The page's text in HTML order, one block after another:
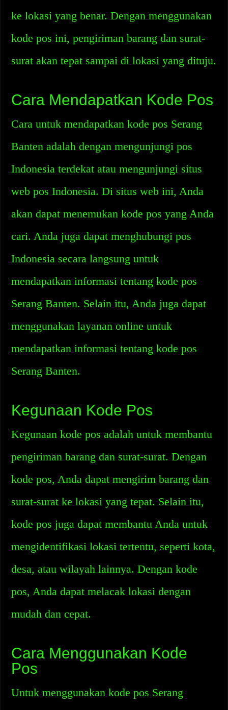
ke lokasi yang benar. Dengan menggunakan
kode pos ini, pengiriman barang dan surat-
surat akan tepat sampai di lokasi yang dituju.
Cara Mendapatkan Kode Pos
Cara untuk mendapatkan kode pos Serang
Banten adalah dengan mengunjungi pos
Indonesia terdekat atau mengunjungi situs
web pos Indonesia. Di situs web ini, Anda
akan dapat menemukan kode pos yang Anda
cari. Anda juga dapat menghubungi pos
Indonesia secara langsung untuk
mendapatkan informasi tentang kode pos
Serang Banten. Selain itu, Anda juga dapat
menggunakan layanan online untuk
mendapatkan informasi tentang kode pos
Serang Banten.
Kegunaan Kode Pos
Kegunaan kode pos adalah untuk membantu
pengiriman barang dan surat-surat. Dengan
kode pos, Anda dapat mengirim barang dan
surat-surat ke lokasi yang tepat. Selain itu,
kode pos juga dapat membantu Anda untuk
mengidentifikasi lokasi tertentu, seperti kota,
desa, atau wilayah lainnya. Dengan kode
pos, Anda dapat melacak lokasi dengan
mudah dan cepat.
Cara Menggunakan Kode
Pos
Untuk menggunakan kode pos Serang